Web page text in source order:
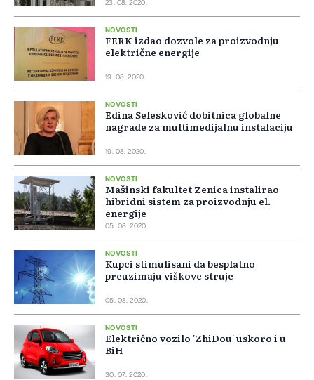
23. 08. 2020.
NOVOSTI
FERK izdao dozvole za proizvodnju
električne energije
19. 08. 2020.
NOVOSTI
Edina Selesković dobitnica globalne
nagrade za multimedijalnu instalaciju
19. 08. 2020.
NOVOSTI
Mašinski fakultet Zenica instalirao
hibridni sistem za proizvodnju el.
energije
05. 08. 2020.
NOVOSTI
Kupci stimulisani da besplatno
preuzimaju viškove struje
05. 08. 2020.
NOVOSTI
Električno vozilo 'ZhiDou' uskoro i u
BiH
30. 07. 2020.